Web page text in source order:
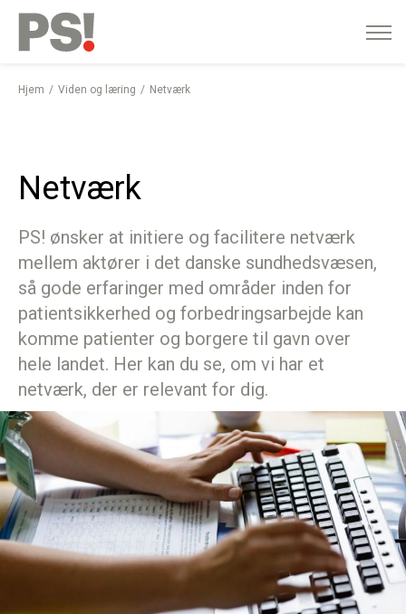
Gå
til
English
Hjem Viden og læring Netværk
Netværk
PS! ønsker at initiere og facilitere netværk
mellem aktører i det danske sundhedsvæsen,
så gode erfaringer med områder inden for
patientsikkerhed og forbedringsarbejde kan
komme patienter og borgere til gavn over
hele landet. Her kan du se, om vi har et
netværk, der er relevant for dig.